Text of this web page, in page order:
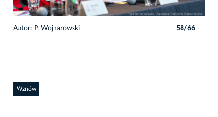
Autor: P. Wojnarowski 58/66
Wznów